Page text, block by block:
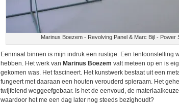
Marinus Boezem - Revolving Panel & Marc Bijl -
Eenmaal binnen is mijn indruk een rustige. Een tentoonstelling
hebben. Het werk van Marinus Boezem valt meteen op en is
gekomen was. Het fascineert. Het kunstwerk bestaat uit een
fungeert met daaraan een houten verouderd spieraam. Het
twijfelend weggeefgebaar. Is het de eenvoud, de
waardoor het me een dag later nog steeds bezighoudt?